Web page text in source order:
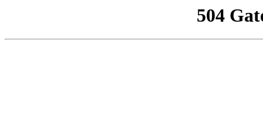
504